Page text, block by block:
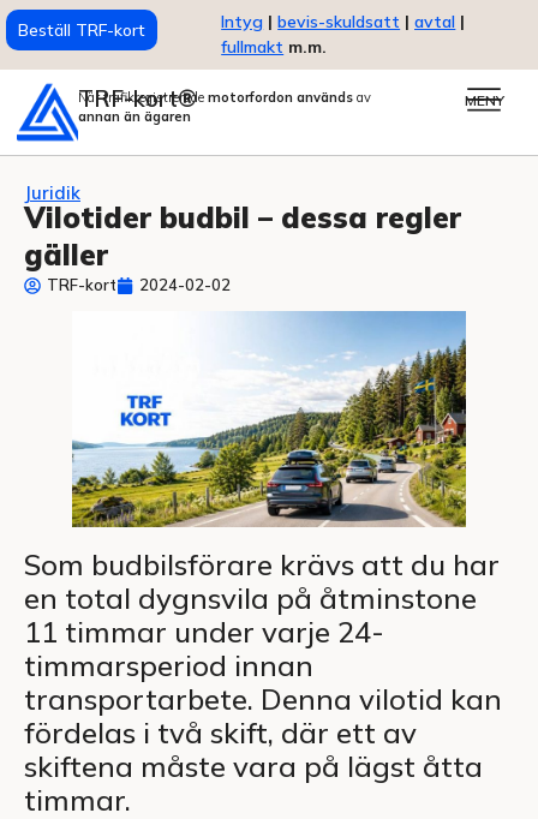
Beställ TRF-kort Intyg | bevis-skuldsatt | avtal |
fullmakt m.m.
TRF-kort®
När trafikregistrerade motorfordon används av
annan än ägaren
MENY
Juridik
Vilotider budbil – dessa regler
gäller
TRF-kort 2024-02-02
Som budbilsförare krävs att du har
en total dygnsvila på åtminstone
11 timmar under varje 24-
timmarsperiod innan
transportarbete. Denna vilotid kan
fördelas i två skift, där ett av
skiftena måste vara på lägst åtta
timmar.